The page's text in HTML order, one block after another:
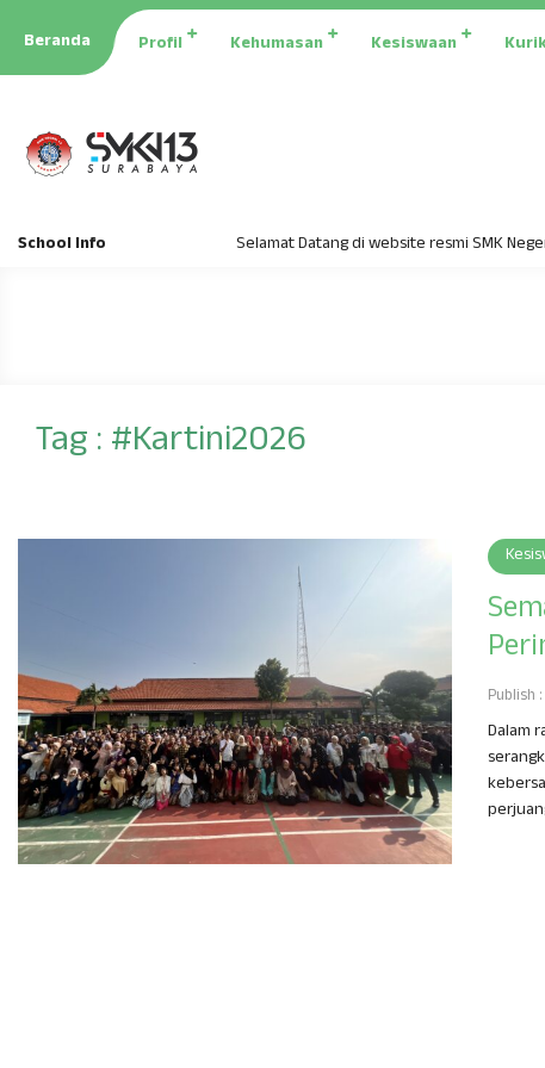
Beranda Profil Kehumasan Kesiswaan
School Info Selamat Datang di website resmi SMK
Tag : #Kartini2026
Publish
Dalam